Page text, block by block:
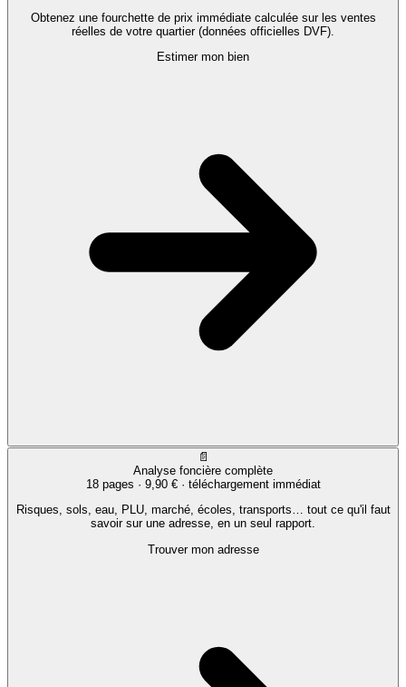
Obtenez une fourchette de prix immédiate calculée sur les ventes
réelles de votre quartier (données officielles DVF).
Estimer mon bien
📄
Analyse foncière complète
18 pages · 9,90 €· téléchargement immédiat
Risques, sols, eau, PLU, marché, écoles, transports… tout ce qu'il faut
savoir sur une adresse, en un seul rapport.
Trouver mon adresse